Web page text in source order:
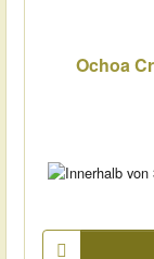
Ochoa